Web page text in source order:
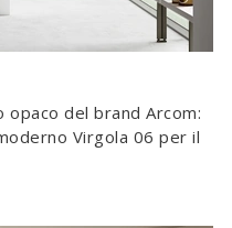
opaco del brand Arcom:
Virgola 06 per il